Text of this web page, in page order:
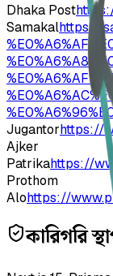
Dhaka Post
Samakalhttps://
Jugantorhttps://
Ajker
Patrikahttps://
Prothom
Alohttps://
কারিগরি